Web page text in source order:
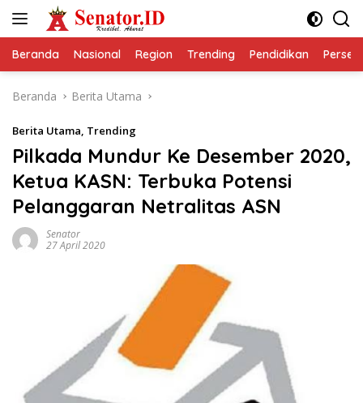
Beranda Nasional Region Trending Pendidikan
Beranda Berita Utama
Berita Utama, Trending
Pilkada Mundur Ke Desember 2020,
Ketua KASN: Terbuka Potensi
Pelanggaran Netralitas ASN
Senator
27 April 2020